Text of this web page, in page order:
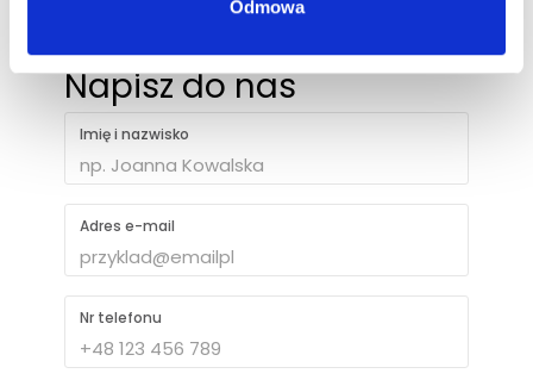
Odmowa
Napisz do nas
Imię i nazwisko
Adres e-mail
Nr telefonu